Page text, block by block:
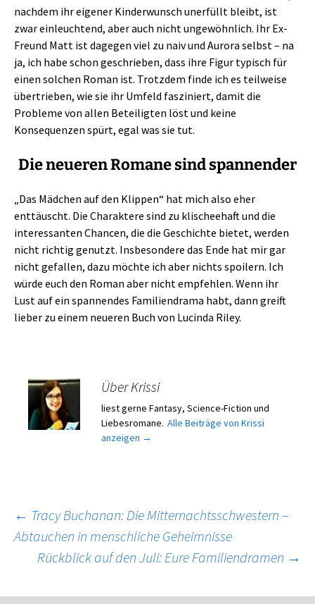
nachdem ihr eigener Kinderwunsch unerfüllt bleibt, ist
zwar einleuchtend, aber auch nicht ungewöhnlich. Ihr Ex-
Freund Matt ist dagegen viel zu naiv und Aurora selbst – na
ja, ich habe schon geschrieben, dass ihre Figur typisch für
einen solchen Roman ist. Trotzdem finde ich es teilweise
übertrieben, wie sie ihr Umfeld fasziniert, damit die
Probleme von allen Beteiligten löst und keine
Konsequenzen spürt, egal was sie tut.
Die neueren Romane sind spannender
„Das Mädchen auf den Klippen“ hat mich also eher
enttäuscht. Die Charaktere sind zu klischeehaft und die
interessanten Chancen, die die Geschichte bietet, werden
nicht richtig genutzt. Insbesondere das Ende hat mir gar
nicht gefallen, dazu möchte ich aber nichts spoilern. Ich
würde euch den Roman aber nicht empfehlen. Wenn ihr
Lust auf ein spannendes Familiendrama habt, dann greift
lieber zu einem neueren Buch von Lucinda Riley.
Über Krissi
liest gerne Fantasy, Science-Fiction und
Liebesromane. Alle Beiträge von Krissi
anzeigen →
Beitragsnavigation
← Tracy Buchanan: Die Mitternachtsschwestern –
Abtauchen in menschliche Geheimnisse
Rückblick auf den Juli: Eure Familiendramen →